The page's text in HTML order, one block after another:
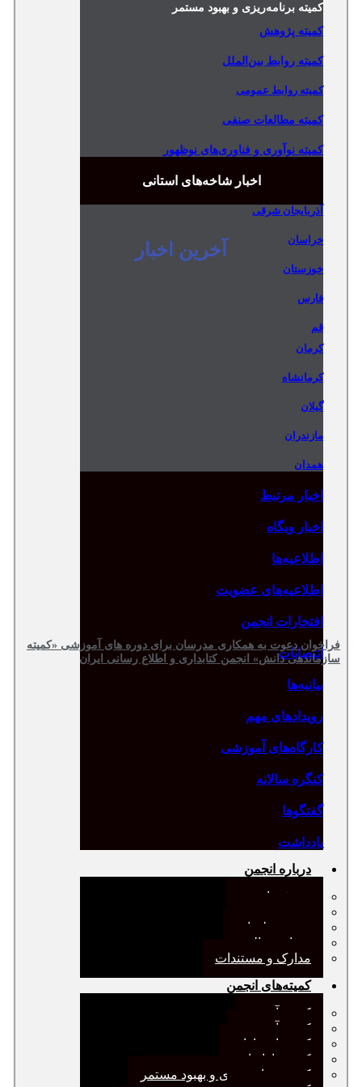
کمیته برنامه‌ریزی و بهبود مستمر
کمیته پژوهش
کمیته روابط بین‌الملل
کمیته روابط عمومی
کمیته مطالعات صنفی
کمیته نوآوری و فناوری‌های نوظهور
اخبار شاخه‌های استانی
آذربایجان شرقی
خراسان
خوزستان
فارس
قم
کرمان
کرمانشاه
گیلان
مازندران
همدان
اخبار مرتبط
اخبار وبگاه
اطلاعیه‌ها
اطلاعیه‌های عضویت
افتخارات انجمن
انتصابات
بیانیه‌ها
رویدادهای مهم
کارگاه‌های آموزشی
کنگره سالانه
گفتگوها
یادداشت
درباره انجمن
معرفی انجمن
صورت‌جلسات
همیاری مالی
مدارک و مستندات
کمیته‌های انجمن
کمیته آرشیو
کمیته آموزش
کمیته انتشارات
کمیته بازاریابی
کمیته برنامه‌ریزی و بهبود مستمر
آخرین اخبار
فراخوان دعوت به همکاری مدرسان برای دوره های آموزشی «کمیته
سازماندهی دانش» انجمن کتابداری و اطلاع رسانی ایران